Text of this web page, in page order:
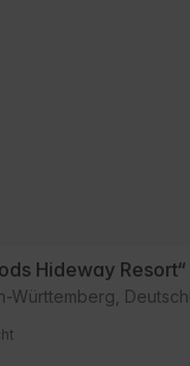
Hideway
Württemberg,